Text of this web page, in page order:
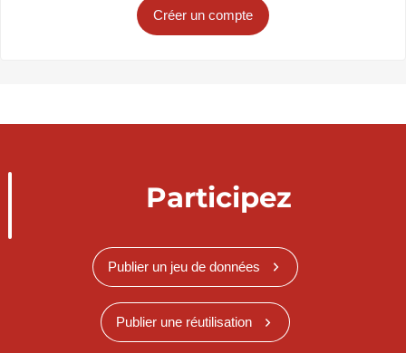
Créer un compte
Participez
Publier un jeu de données
Publier une réutilisation